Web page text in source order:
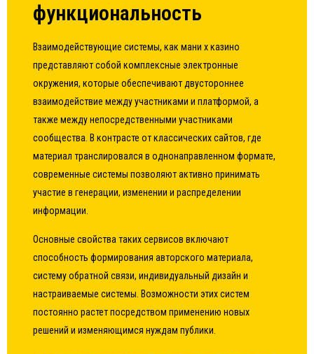
функциональность
Взаимодействующие системы, как мани х казино
представляют собой комплексные электронные
окружения, которые обеспечивают двустороннее
взаимодействие между участниками и платформой, а
также между непосредственными участниками
сообщества. В контрасте от классических сайтов, где
материал транслировался в однонаправленном формате,
современные системы позволяют активно принимать
участие в генерации, изменении и распределении
информации.
Основные свойства таких сервисов включают
способность формирования авторского материала,
систему обратной связи, индивидуальный дизайн и
настраиваемые системы. Возможности этих систем
постоянно растет посредством применению новых
решений и изменяющимся нуждам публики.